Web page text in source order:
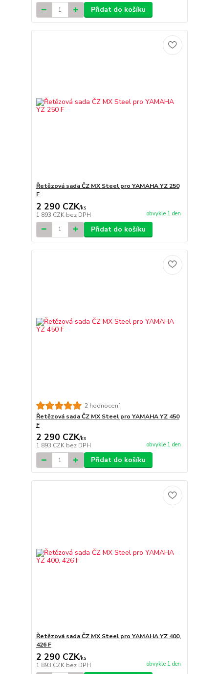
Přidat do košíku
Řetězová sada ČZ MX Steel pro YAMAHA YZ 250
F
2 290 CZK/ks
1 893 CZK bez DPH obvykle 1 den
Přidat do košíku
2 hodnocení
Řetězová sada ČZ MX Steel pro YAMAHA YZ 450
F
2 290 CZK/ks
1 893 CZK bez DPH obvykle 1 den
Přidat do košíku
Řetězová sada ČZ MX Steel pro YAMAHA YZ 400,
426 F
2 290 CZK/ks
1 893 CZK bez DPH obvykle 1 den